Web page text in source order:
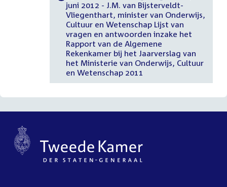
juni 2012 - J.M. van Bijsterveldt-
Vliegenthart, minister van Onderwijs,
Cultuur en Wetenschap Lijst van
vragen en antwoorden inzake het
Rapport van de Algemene
Rekenkamer bij het Jaarverslag van
het Ministerie van Onderwijs, Cultuur
en Wetenschap 2011